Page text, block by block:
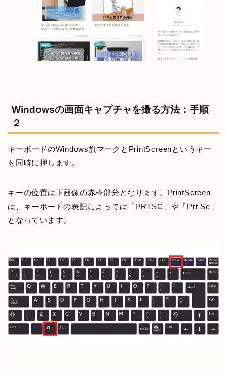
Windowsの画面キャプチャを撮る方法：手順
２
キーボードのWindows旗マークとPrintScreenというキー
を同時に押します。
キーの位置は下画像の赤枠部分となります。PrintScreen
は、キーボードの表記によっては「PRTSC」や「Prt Sc」
となっています。